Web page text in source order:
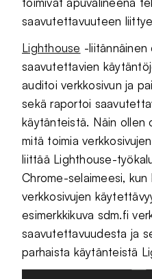
saavutettavuuteen
Lighthouse -
saavutettavien
auditoi verkkosivun ja
sekä raportoi
käytänteistä. Näin ollen
mitä toimia
liittää Lighthouse-
Chrome-selaimeesi,
verkkosivujen
esimerkkikuva sdm.fi
saavutettavuudesta ja
parhaista käytänteistä